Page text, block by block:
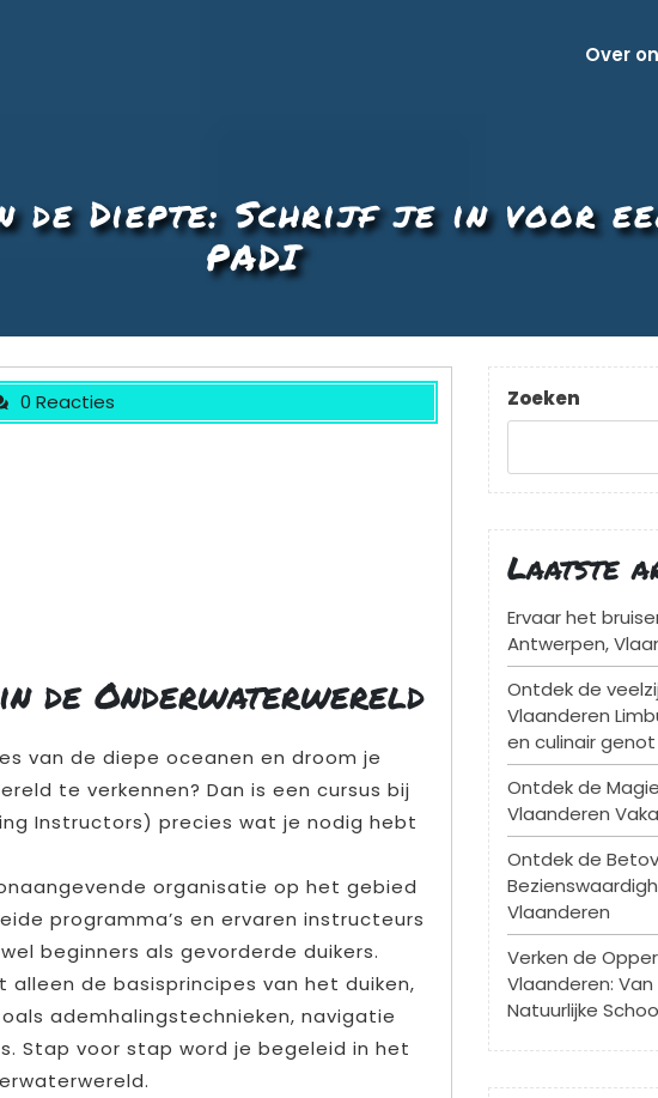
Over
de Diepte: Schrijf je in voor
PADI
0 Reacties
de Onderwaterwereld
van de diepe oceanen en droom je
te verkennen? Dan is een cursus bij
Instructors) precies wat je nodig hebt
organisatie op het gebied
programma’s en ervaren instructeurs
beginners als gevorderde duikers.
alleen de basisprincipes van het duiken,
ademhalingstechnieken, navigatie
Stap voor stap word je begeleid in het
Zoeken
Laatste
Ervaar het
Antwerpen,
Ontdek de
Vlaanderen
en culinair genot
Ontdek de
Vlaanderen
Ontdek de
Vlaanderen
Verken de
Vlaanderen:
Natuurlijke